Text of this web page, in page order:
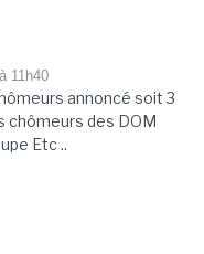
11h40
annoncé soit 3
des DOM
Etc ..